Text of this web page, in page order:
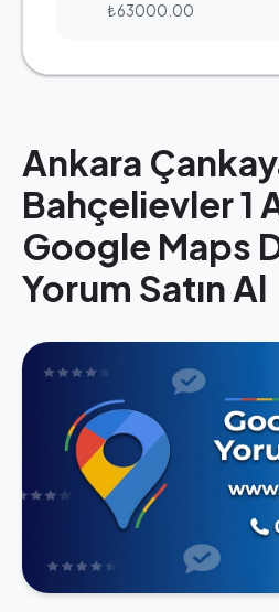
Ankara
Bahçelievler 1
Google Maps
Yorum Satın Al
₺63000.00